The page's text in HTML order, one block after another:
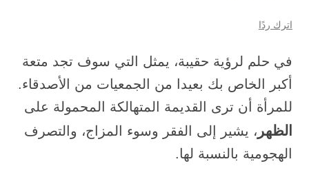
اترك ردًا
في حلم لرؤية حقيبة، يمثل التي سوف تجد متعة
أكبر الخاص بك بعيدا من الجمعيات من الأصدقاء.
للمرأة أن ترى القديمة المتهالكة المحمولة على
الظهر ، يشير إلى الفقر وسوء المزاج، والتصرف
الهجومية بالنسبة لها.